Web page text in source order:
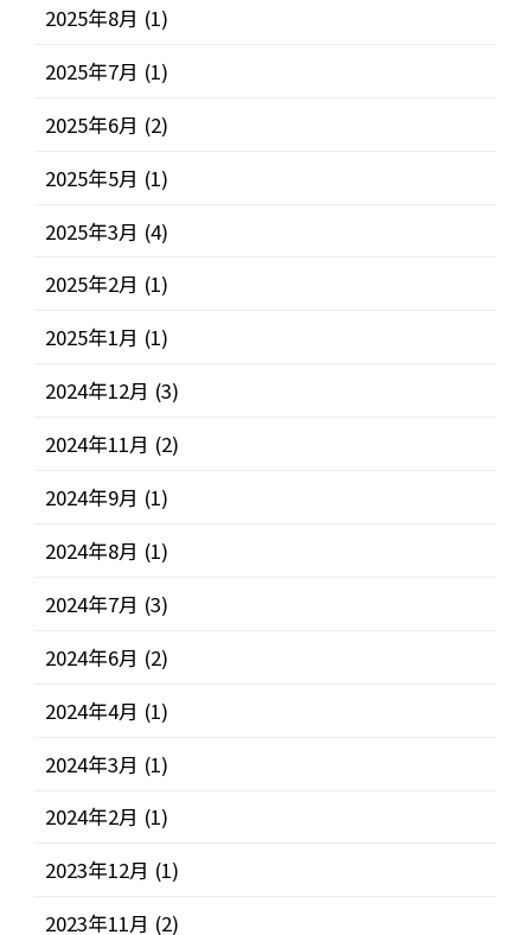
2025年8月 (1)
2025年7月 (1)
2025年6月 (2)
2025年5月 (1)
2025年3月 (4)
2025年2月 (1)
2025年1月 (1)
2024年12月 (3)
2024年11月 (2)
2024年9月 (1)
2024年8月 (1)
2024年7月 (3)
2024年6月 (2)
2024年4月 (1)
2024年3月 (1)
2024年2月 (1)
2023年12月 (1)
2023年11月 (2)